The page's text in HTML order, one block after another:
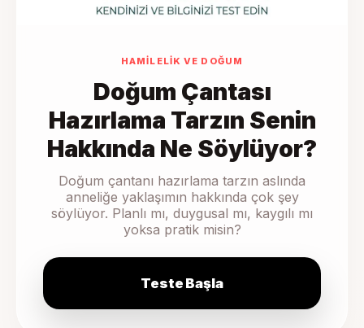
HAMILELIK VE DOĞUM
Doğum Çantası
Hazırlama Tarzın Senin
Hakkında Ne Söylüyor?
Doğum çantanı hazırlama tarzın aslında
anneliğe yaklaşımın hakkında çok şey
söylüyor. Planlı mı, duygusal mı, kaygılı mı
yoksa pratik misin?
Teste Başla